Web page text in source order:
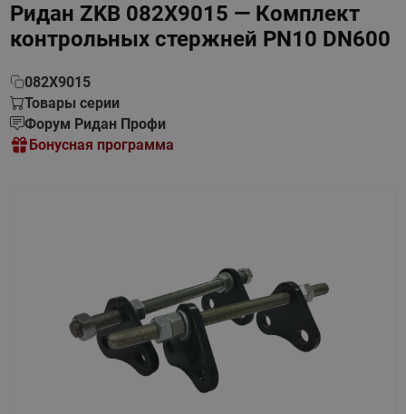
Ридан ZKB 082X9015 — Комплект
контрольных стержней PN10 DN600
082X9015
Товары серии
Форум Ридан Профи
Бонусная программа
Назад